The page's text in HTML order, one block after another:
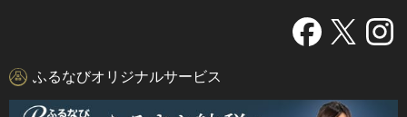
ふるなびオリジナルサービス